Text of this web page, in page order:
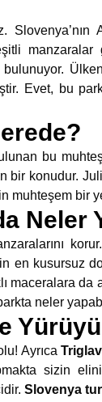
manzaralar
Evet, bu
bu
bir konudur.
muhteşem bir
Neler
en kusursuz
maceralara
neler
AyrıcaTriglav
sizin
Slovenya